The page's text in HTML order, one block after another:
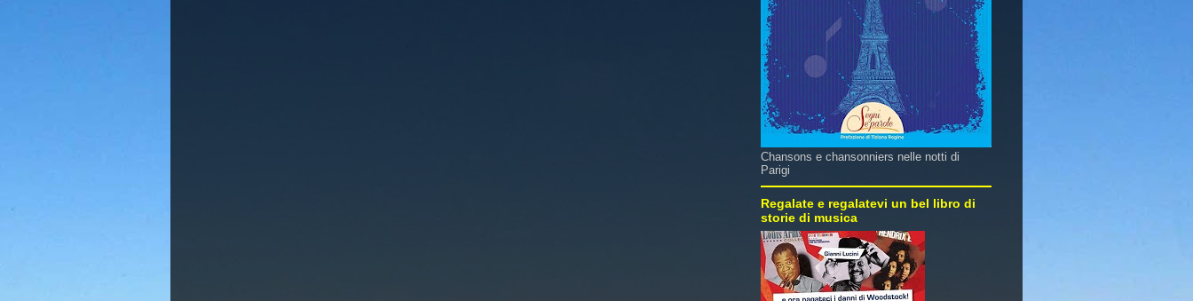
Chansons e chansonniers nelle notti di
Parigi
Regalate e regalatevi un bel libro di
storie di musica